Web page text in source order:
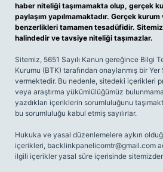
haber niteliği taşımamakta olup, gerçek
paylaşım yapılmamaktadır. Gerçek
benzerlikleri tamamen tesadüfidir.
halindedir ve tavsiye niteliği taşımazlar.
Sitemiz, 5651 Sayılı Kanun gereğince Bilgi
Kurumu (BTK) tarafından onaylanmış bir
vermektedir. Bu nedenle, sitedeki içerikleri
veya araştırma yükümlülüğümüz
yazdıkları içeriklerin sorumluluğunu
bu sorumluluğu kabul etmiş sayılırlar.
Hukuka ve yasal düzenlemelere aykırı
içerikleri, backlinkpanelicomtr@gmail.com
ilgili içerikler yasal süre içerisinde sitemizden